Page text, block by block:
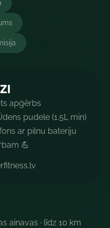
apģērbs
pudele (1.5L min)
ar pilnu bateriju
💪
ainavas · līdz 10 km